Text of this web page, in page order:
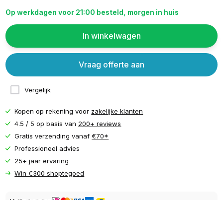
Op werkdagen voor 21:00 besteld, morgen in huis
In winkelwagen
Vergelijk
Vraag offerte aan
Kopen op rekening voor zakelijke klanten
4.5 / 5 op basis van 200+ reviews
Gratis verzending vanaf€70*
Professioneel advies
25+ jaar ervaring
Win €300 shoptegoed